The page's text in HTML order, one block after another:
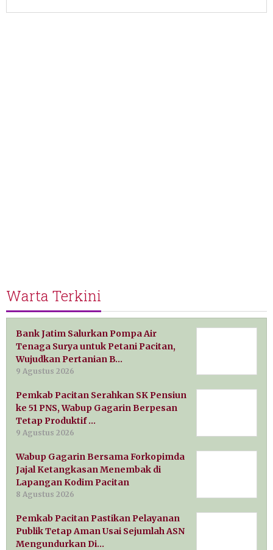
Warta Terkini
Bank Jatim Salurkan Pompa Air
Tenaga Surya untuk Petani Pacitan,
Wujudkan Pertanian B…
9 Agustus 2026
Pemkab Pacitan Serahkan SK Pensiun
ke 51 PNS, Wabup Gagarin Berpesan
Tetap Produktif …
9 Agustus 2026
Wabup Gagarin Bersama Forkopimda
Jajal Ketangkasan Menembak di
Lapangan Kodim Pacitan
8 Agustus 2026
Pemkab Pacitan Pastikan Pelayanan
Publik Tetap Aman Usai Sejumlah ASN
Mengundurkan Di…